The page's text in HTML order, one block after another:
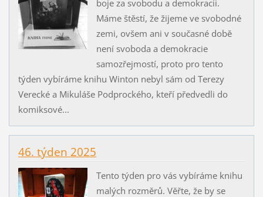
boje za svobodu a demokracii.
Máme štěstí, že žijeme ve svobodné
zemi, ovšem ani v současné době
není svoboda a demokracie
samozřejmostí, proto pro tento
týden vybíráme knihu Winton nebyl sám od Terezy
Verecké a Mikuláše Podprockého, kteří předvedli do
komiksové...
46. týden 2025
Tento týden pro vás vybíráme knihu
malých rozměrů. Věřte, že by se